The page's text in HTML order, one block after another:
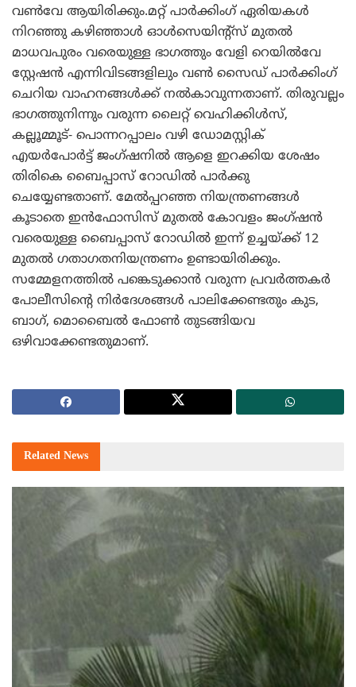
വണ്‍വേ ആയിരിക്കും.മറ്റ് പാര്‍ക്കിംഗ് ഏരിയകള്‍
നിറഞ്ഞു കഴിഞ്ഞാള്‍ ഓള്‍സെയിന്റ്‌സ് മുതല്‍
മാധവപുരം വരെയുള്ള ഭാഗത്തും വേളി റെയില്‍വേ
സ്റ്റേഷന്‍ എന്നിവിടങ്ങളിലും വണ്‍ സൈഡ് പാര്‍ക്കിംഗ്
ചെറിയ വാഹനങ്ങള്‍ക്ക് നല്‍കാവുന്നതാണ്. തിരുവല്ലം
ഭാഗത്തുനിന്നും വരുന്ന ലൈറ്റ് വെഹിക്കിള്‍സ്,
കല്ലൂമ്മൂട്- പൊന്നറപ്പാലം വഴി ഡോമസ്റ്റിക്
എയര്‍പോര്‍ട്ട് ജംഗ്ഷനില്‍ ആളെ ഇറക്കിയ ശേഷം
തിരികെ ബൈപ്പാസ് റോഡില്‍ പാര്‍ക്കു
ചെയ്യേണ്ടതാണ്. മേല്‍പ്പറഞ്ഞ നിയന്ത്രണങ്ങള്‍
കൂടാതെ ഇന്‍ഫോസിസ് മുതല്‍ കോവളം ജംഗ്ഷന്‍
വരെയുള്ള ബൈപ്പാസ് റോഡില്‍ ഇന്ന് ഉച്ചയ്ക്ക് 12
മുതല്‍ ഗതാഗതനിയന്ത്രണം ഉണ്ടായിരിക്കും.
സമ്മേളനത്തില്‍ പങ്കെടുക്കാന്‍ വരുന്ന പ്രവര്‍ത്തകര്‍
പോലീസിന്റെ നിര്‍ദേശങ്ങള്‍ പാലിക്കേണ്ടതും കുട,
ബാഗ്, മൊബൈല്‍ ഫോണ്‍ തുടങ്ങിയവ
ഒഴിവാക്കേണ്ടതുമാണ്.
Related News